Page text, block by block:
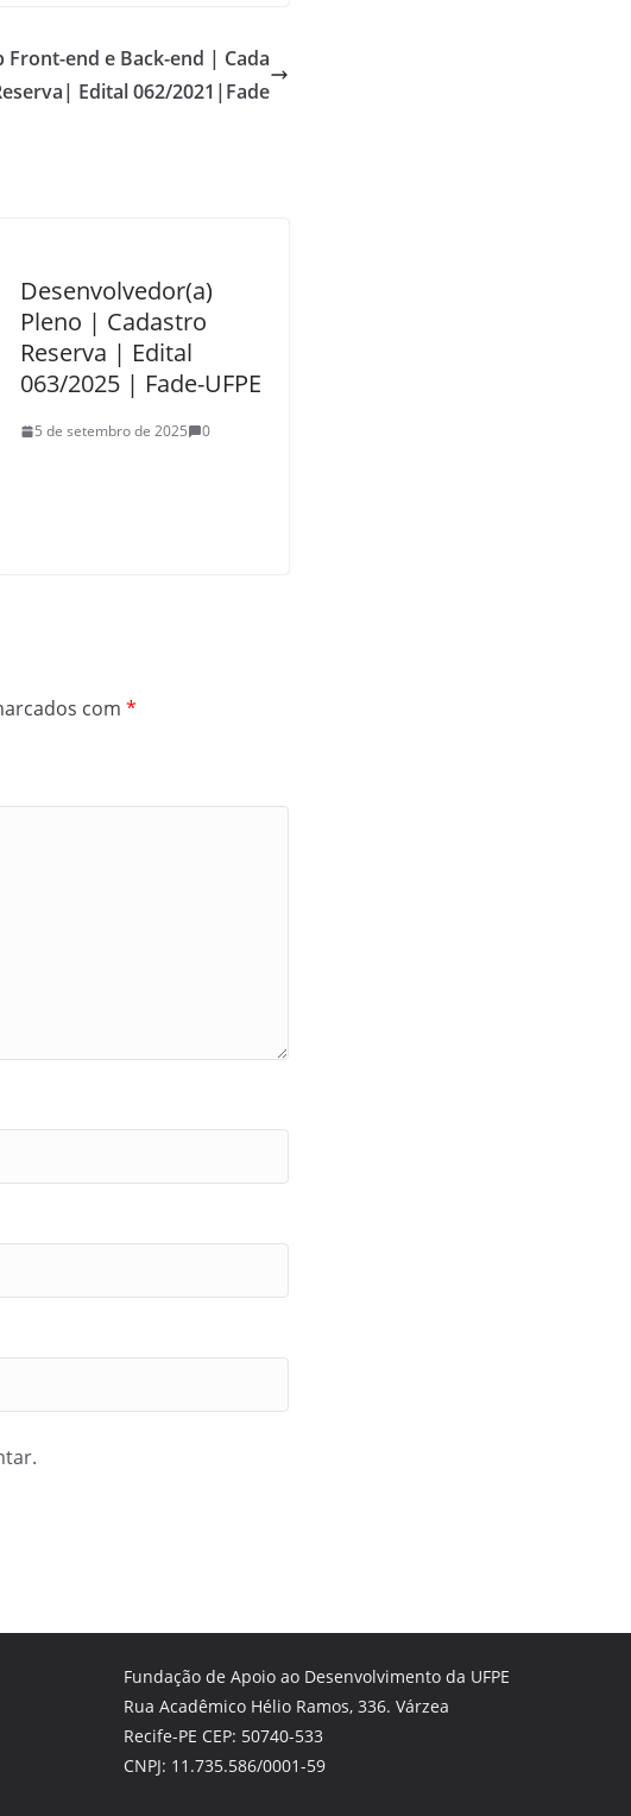
Front-end e Back-end | Cada
Edital 062/2021|Fade
Desenvolvedor(a)
Pleno | Cadastro
Reserva | Edital
063/2025 | Fade-UFPE
5 de setembro de 2025 0
com *
Fundação de Apoio ao Desenvolvimento da UFPE
Rua Acadêmico Hélio Ramos, 336. Várzea
Recife-PE CEP: 50740-533
CNPJ: 11.735.586/0001-59